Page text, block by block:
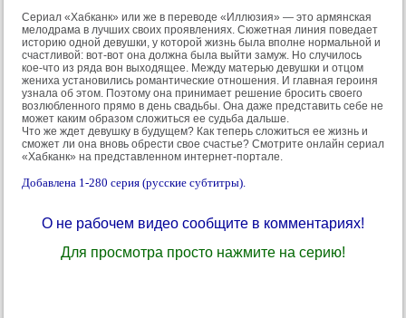
Сериал «Хабканк» или же в переводе «Иллюзия» — это армянская
мелодрама в лучших своих проявлениях. Сюжетная линия поведает
историю одной девушки, у которой жизнь была вполне нормальной и
счастливой: вот-вот она должна была выйти замуж. Но случилось
кое-что из ряда вон выходящее. Между матерью девушки и отцом
жениха установились романтические отношения. И главная героиня
узнала об этом. Поэтому она принимает решение бросить своего
возлюбленного прямо в день свадьбы. Она даже представить себе не
может каким образом сложиться ее судьба дальше.
Что же ждет девушку в будущем? Как теперь сложиться ее жизнь и
сможет ли она вновь обрести свое счастье? Смотрите онлайн сериал
«Хабканк» на представленном интернет-портале.
Добавлена 1-280 серия (русские субтитры).
О не рабочем видео сообщите в комментариях!
Для просмотра просто нажмите на серию!